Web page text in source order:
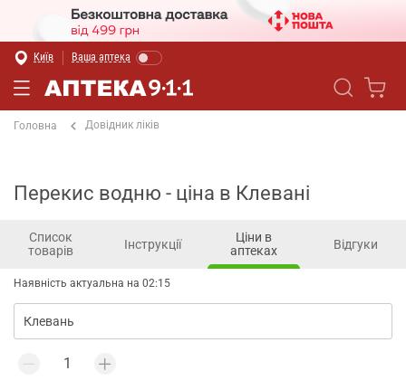
Київ Ваша аптека
Головна Довідник ліків
Перекис водню - ціна в Клевані
Список
товарів
Інструкції
Ціни в
аптеках
Відгуки
Наявність актуальна на 02:15